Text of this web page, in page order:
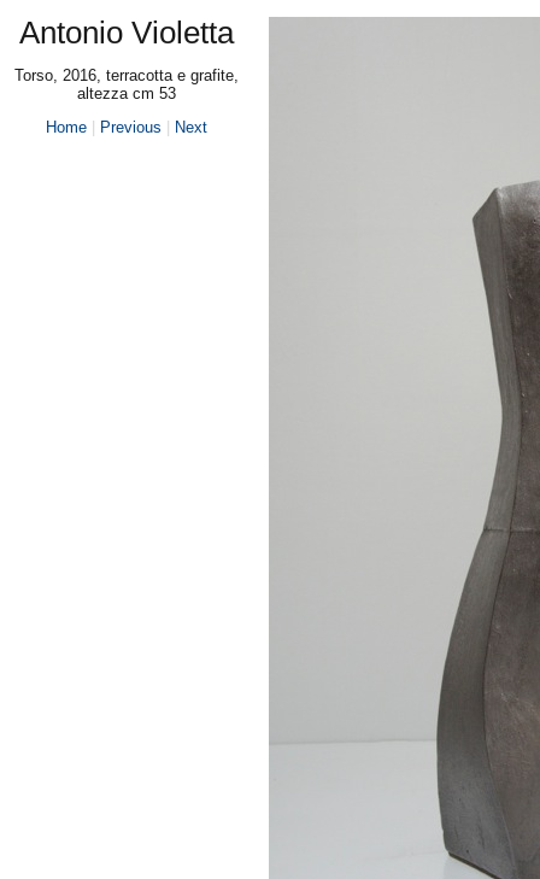
Antonio Violetta
Torso, 2016, terracotta e grafite,
altezza cm 53
Home
Previous Next